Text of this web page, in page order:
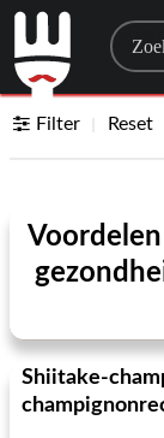
Filter Reset
Shiitake-